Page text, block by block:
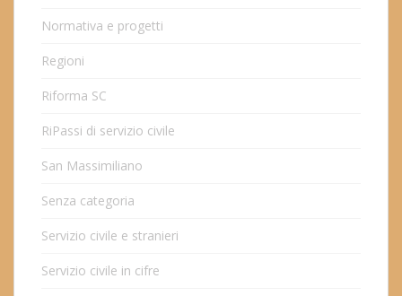
Normativa e progetti
Regioni
Riforma SC
RiPassi di servizio civile
San Massimiliano
Senza categoria
Servizio civile e stranieri
Servizio civile in cifre